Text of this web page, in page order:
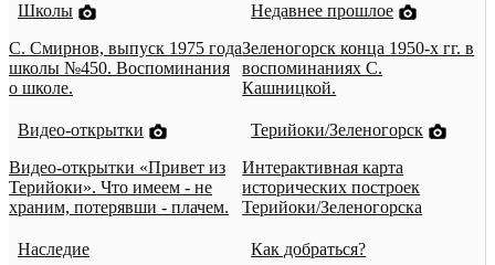
Школы
С. Смирнов, выпуск 1975 года
школы №450. Воспоминания
о школе.
Недавнее прошлое
Зеленогорск конца 1950-х гг. в
воспоминаниях С.
Кашницкой.
Видео-открытки
Видео-открытки «Привет из
Терийоки». Что имеем - не
храним, потерявши - плачем.
Терийоки/Зеленогорск
Интерактивная карта
исторических построек
Терийоки/Зеленогорска
Наследие
Как добраться?